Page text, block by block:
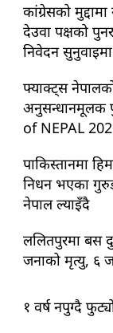
कांग्रेसको
देउवा पक्षको
निवेदन
फ्याक्ट्स
अनुसन्धानमूलक
of NEPAL
पाकिस्तानमा
निधन भएका
नेपाल ल्याइँदै
ललितपुरमा बस
जनाको मृत्यु, ६
१ वर्ष नपुग्दै